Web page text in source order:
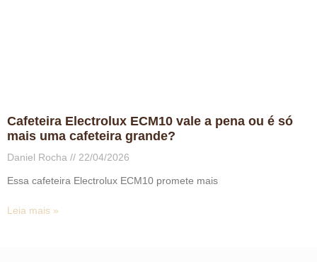
Cafeteira Electrolux ECM10 vale a pena ou é só
mais uma cafeteira grande?
Daniel Rocha 22/04/2026
Essa cafeteira Electrolux ECM10 promete mais
Leia mais »